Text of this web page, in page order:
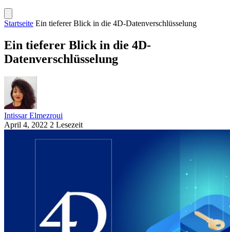
Startseite Ein tieferer Blick in die 4D-Datenverschlüsselung
Ein tieferer Blick in die 4D-
Datenverschlüsselung
Intissar Elmezroui
April 4, 2022 2 Lesezeit